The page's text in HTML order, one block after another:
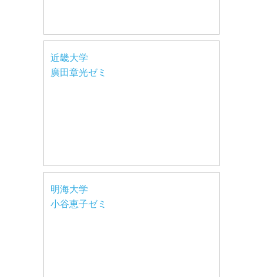
近畿大学
廣田章光ゼミ
明海大学
小谷恵子ゼミ